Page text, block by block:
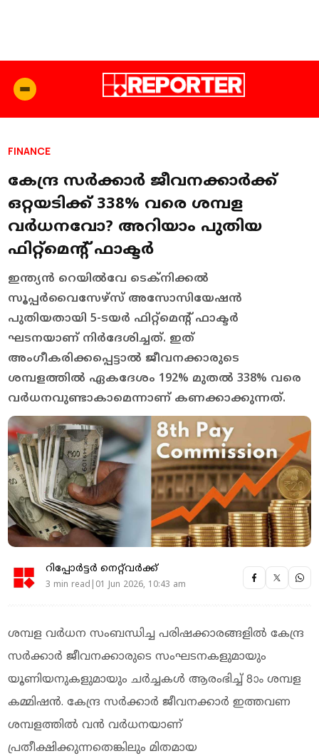
FINANCE
കേന്ദ്ര സർക്കാർ ജീവനക്കാർക്ക്
ഒറ്റയടിക്ക് 338% വരെ ശമ്പള
വര്‍ധനവോ? അറിയാം പുതിയ
ഫിറ്റ്മെന്റ് ഫാക്ടര്‍
ഇന്ത്യന്‍ റെയില്‍വേ ടെക്‌നിക്കല്‍
സൂപ്പര്‍വൈസേഴ്‌സ് അസോസിയേഷന്‍
പുതിയതായി 5-ടയര്‍ ഫിറ്റ്മെന്റ് ഫാക്ടര്‍
ഘടനയാണ് നിര്‍ദേശിച്ചത്. ഇത്
അംഗീകരിക്കപ്പെട്ടാല്‍ ജീവനക്കാരുടെ
ശമ്പളത്തില്‍ ഏകദേശം 192% മുതല്‍ 338% വരെ
വര്‍ധനവുണ്ടാകാമെന്നാണ് കണക്കാക്കുന്നത്.
റിപ്പോർട്ടർ നെറ്റ്‌വര്‍ക്ക്‌
3 min read|01 Jun 2026, 10:43 am
ശമ്പള വര്‍ധന സംബന്ധിച്ച പരിഷക്കാരങ്ങളില്‍ കേന്ദ്ര
സര്‍ക്കാര്‍ ജീവനക്കാരുടെ സംഘടനകളുമായും
യൂണിയനുകളുമായും ചര്‍ച്ചകള്‍ ആരംഭിച്ച് 8ാം ശമ്പള
കമ്മിഷന്‍. കേന്ദ്ര സര്‍ക്കാര്‍ ജീവനക്കാര്‍ ഇത്തവണ
ശമ്പളത്തില്‍ വന്‍ വര്‍ധനയാണ്
പ്രതീക്ഷിക്കുന്നതെങ്കിലും മിതമായ